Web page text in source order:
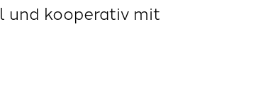
und kooperativ mit